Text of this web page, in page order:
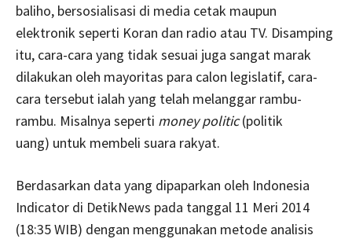
baliho, bersosialisasi di media cetak maupun
elektronik seperti Koran dan radio atau TV. Disamping
itu, cara-cara yang tidak sesuai juga sangat marak
dilakukan oleh mayoritas para calon legislatif, cara-
cara tersebut ialah yang telah melanggar rambu-
rambu. Misalnya seperti money politic(politik
uang) untuk membeli suara rakyat.
Berdasarkan data yang dipaparkan oleh Indonesia
Indicator di DetikNews pada tanggal 11 Meri 2014
(18:35 WIB) dengan menggunakan metode analisis